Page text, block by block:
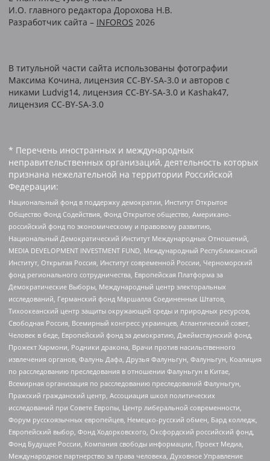
И.О. главного редактора Дорохова Н.В.
Разработчик сайта – INFOROS 2026
В титульной части сайта использованы фотографии
Максима Кочина, лицензия CC-BY-SA-3.0 и авторов c
никами Ludvig14, лицензия CC-BY-SA-3.0 и Kashak47,
лицензия CC-BY-SA-3.0
* Перечень иностранных и международных
неправительственных организаций, деятельность которых
признана нежелательной на территории Российской
Федерации:
Национальный фонд в поддержку демократии, Институт Открытое
Общество Фонд Содействия, Фонд Открытое общество, Американо-
российский фонд по экономическому и правовому развитию,
Национальный Демократический Институт Международных Отношений,
MEDIA DEVELOPMENT INVESTMENT FUND, Международный Республиканский
Институт, Открытая Россия, Институт современной России, Черноморский
фонд регионального сотрудничества, Европейская Платформа за
Демократические Выборы, Международный центр электоральных
исследований, Германский фонд Маршалла Соединенных Штатов,
Тихоокеанский центр защиты окружающей среды и природных ресурсов,
Свободная Россия, Всемирный конгресс украинцев, Атлантический совет,
Человек в беде, Европейский фонд за демократию, Джеймстаунский фонд,
Прожект Хармони, Родники дракона, Врачи против насильственного
извлечения органов, Фалунь Дафа, Друзья Фалуньгун, Фалуньгун, Коалиция
по расследованию преследования в отношении Фалуньгун в Китае,
Всемирная организация по расследованию преследований Фалуньгун,
Пражский гражданский центр, Ассоциация школ политических
исследований при Совете Европы, Центр либеральной современности,
Форум русскоязычных европейцев, Немецко-русский обмен, Бард колледж,
Европейский выбор, Фонд Ходорковского, Оксфордский российский фонд,
Фонд Будущее России, Компания свободы информации, Проект Медиа,
Международное партнерство за права человека, Духовное Управление